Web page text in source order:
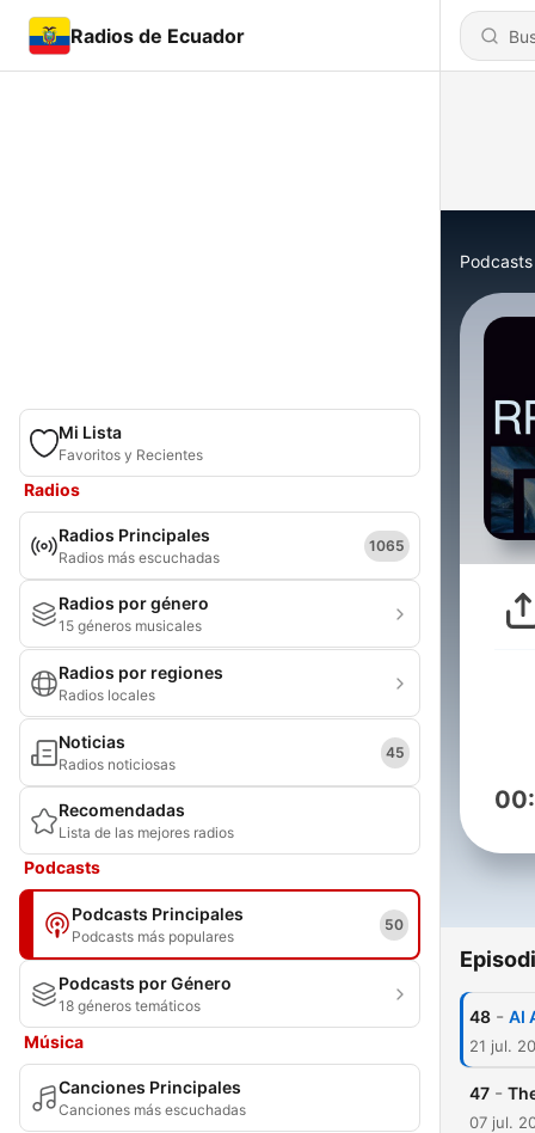
Radios de Ecuador
Mi Lista
Favoritos y Recientes
Radios
Radios Principales
Radios más escuchadas
1065
Radios por género
15 géneros musicales
Radios por regiones
Radios locales
Noticias
Radios noticiosas
45
Recomendadas
Lista de las mejores radios
Podcasts
Podcasts Principales
Podcasts más populares
50
Podcasts por Género
18 géneros temáticos
Música
Canciones Principales
Canciones más escuchadas
Podcasts
48 - AI
21 jul.
47 -
07 jul.